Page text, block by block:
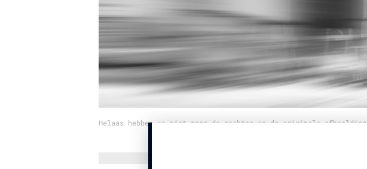
Helaas hebben we niet meer de rechten op de originele afbeelding